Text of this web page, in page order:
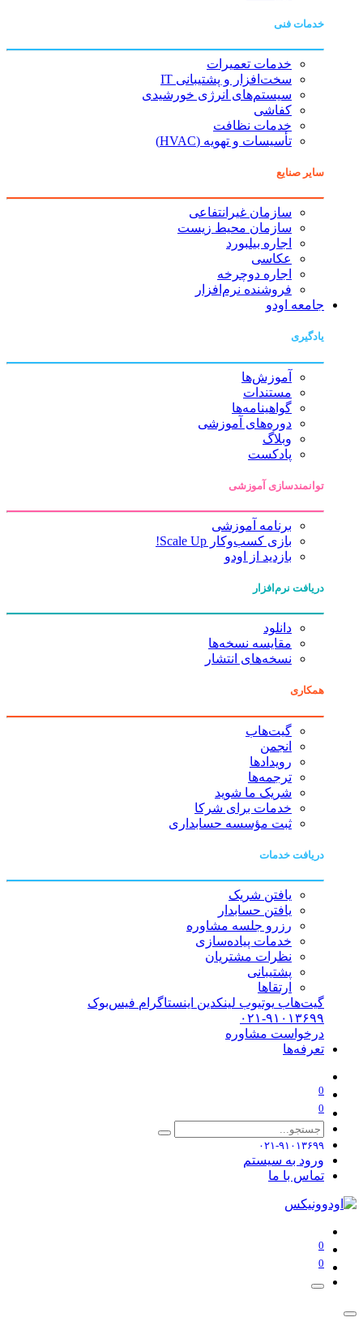
خدمات فنی
خدمات تعمیرات
سخت‌افزار و پشتیبانی IT
سیستم‌های انرژی خورشیدی
کفاشی
خدمات نظافت
تأسیسات و تهویه (HVAC)
سایر صنایع
سازمان غیرانتفاعی
سازمان محیط زیست
اجاره بیلبورد
عکاسی
اجاره دوچرخه
فروشنده نرم‌افزار
جامعه اودو
یادگیری
آموزش‌ها
مستندات
گواهینامه‌ها
دوره‌های آموزشی
وبلاگ
پادکست
توانمندسازی آموزشی
برنامه آموزشی
بازی کسب‌وکار Scale Up!
بازدید از اودو
دریافت نرم‌افزار
دانلود
مقایسه نسخه‌ها
نسخه‌های انتشار
همکاری
گیت‌هاب
انجمن
رویدادها
ترجمه‌ها
شریک ما شوید
خدمات برای شرکا
ثبت مؤسسه حسابداری
دریافت خدمات
یافتن شریک
یافتن حسابدار
رزرو جلسه مشاوره
خدمات پیاده‌سازی
نظرات مشتریان
پشتیبانی
ارتقاها
گیت‌هاب یوتیوب لینکدین اینستاگرام فیس‌بوک
۰۲۱-۹۱۰۱۳۶۹۹
درخواست مشاوره
تعرفه‌ها
0
0
۰۲۱-۹۱۰۱۳۶۹۹
ورود به سیستم
تماس با ما
0
0